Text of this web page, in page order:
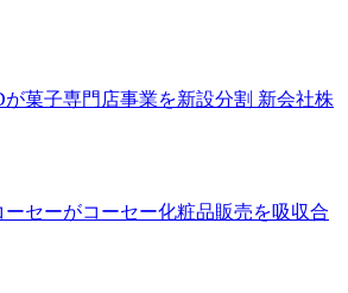
が菓子専門店事業を新設分割 新会社株
セーがコーセー化粧品販売を吸収合